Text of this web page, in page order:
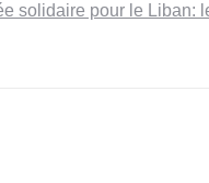
solidaire pour le